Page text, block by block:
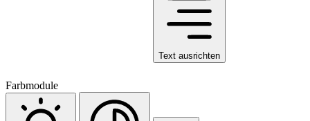
Text ausrichten
Farbmodule